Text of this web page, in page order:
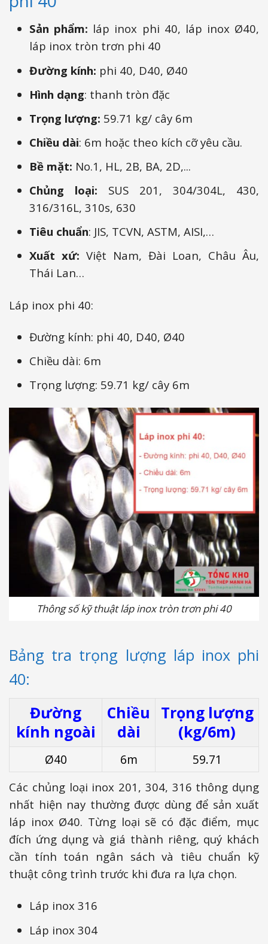
Sản phẩm: láp inox phi 40, láp inox Ø40,
láp inox tròn trơn phi 40
Đường kính: phi 40, D40, Ø40
Hình dạng: thanh tròn đặc
Trọng lượng: 59.71 kg/ cây 6m
Chiều dài: 6m hoặc theo kích cỡ yêu cầu.
Bề mặt: No.1, HL, 2B, BA, 2D,...
Chủng loại: SUS 201, 304/304L, 430,
316/316L, 310s, 630
Tiêu chuẩn: JIS, TCVN, ASTM, AISI,…
Xuất xứ:Việt Nam, Đài Loan, Châu Âu,
Thái Lan…
Láp inox phi 40:
Đường kính: phi 40, D40, Ø40
Chiều dài: 6m
Trọng lượng: 59.71 kg/ cây 6m
Thông số kỹ thuật láp inox tròn trơn phi 40
Bảng tra trọng lượng láp inox phi
40:
Đường
kính ngoài
Chiều
dài
Trọng lượng
(kg/6m)
Ø40 6m 59.71
Các chủng loại inox 201, 304, 316 thông dụng
nhất hiện nay thường được dùng để sản xuất
láp inox Ø40. Từng loại sẽ có đặc điểm, mục
đích ứng dụng và giá thành riêng, quý khách
cần tính toán ngân sách và tiêu chuẩn kỹ
thuật công trình trước khi đưa ra lựa chọn.
Láp inox 316
Láp inox 304